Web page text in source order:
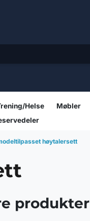
Helse Møbler
høytalersett
produkter